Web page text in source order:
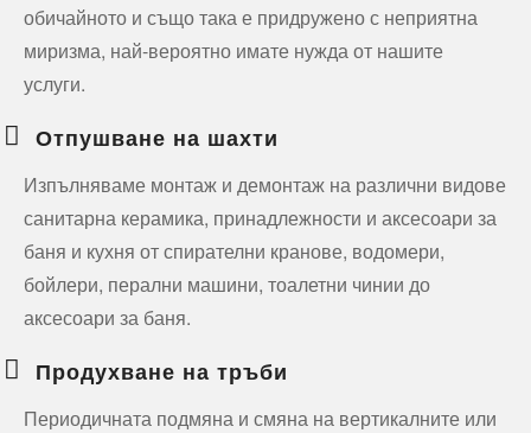
обичайното и също така е придружено с неприятна
миризма, най-вероятно имате нужда от нашите
услуги.
Отпушване на шахти
Изпълняваме монтаж и демонтаж на различни видове
санитарна керамика, принадлежности и аксесоари за
баня и кухня от спирателни кранове, водомери,
бойлери, перални машини, тоалетни чинии до
аксесоари за баня.
Продухване на тръби
Периодичната подмяна и смяна на вертикалните или